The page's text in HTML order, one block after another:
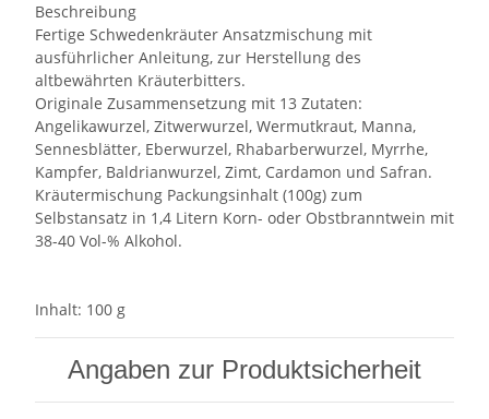
Beschreibung
Fertige Schwedenkräuter Ansatzmischung mit
ausführlicher Anleitung, zur Herstellung des
altbewährten Kräuterbitters.
Originale Zusammensetzung mit 13 Zutaten:
Angelikawurzel, Zitwerwurzel, Wermutkraut, Manna,
Sennesblätter, Eberwurzel, Rhabarberwurzel, Myrrhe,
Kampfer, Baldrianwurzel, Zimt, Cardamon und Safran.
Kräutermischung Packungsinhalt (100g) zum
Selbstansatz in 1,4 Litern Korn- oder Obstbranntwein mit
38-40 Vol-% Alkohol.
Inhalt: 100 g
Angaben zur Produktsicherheit